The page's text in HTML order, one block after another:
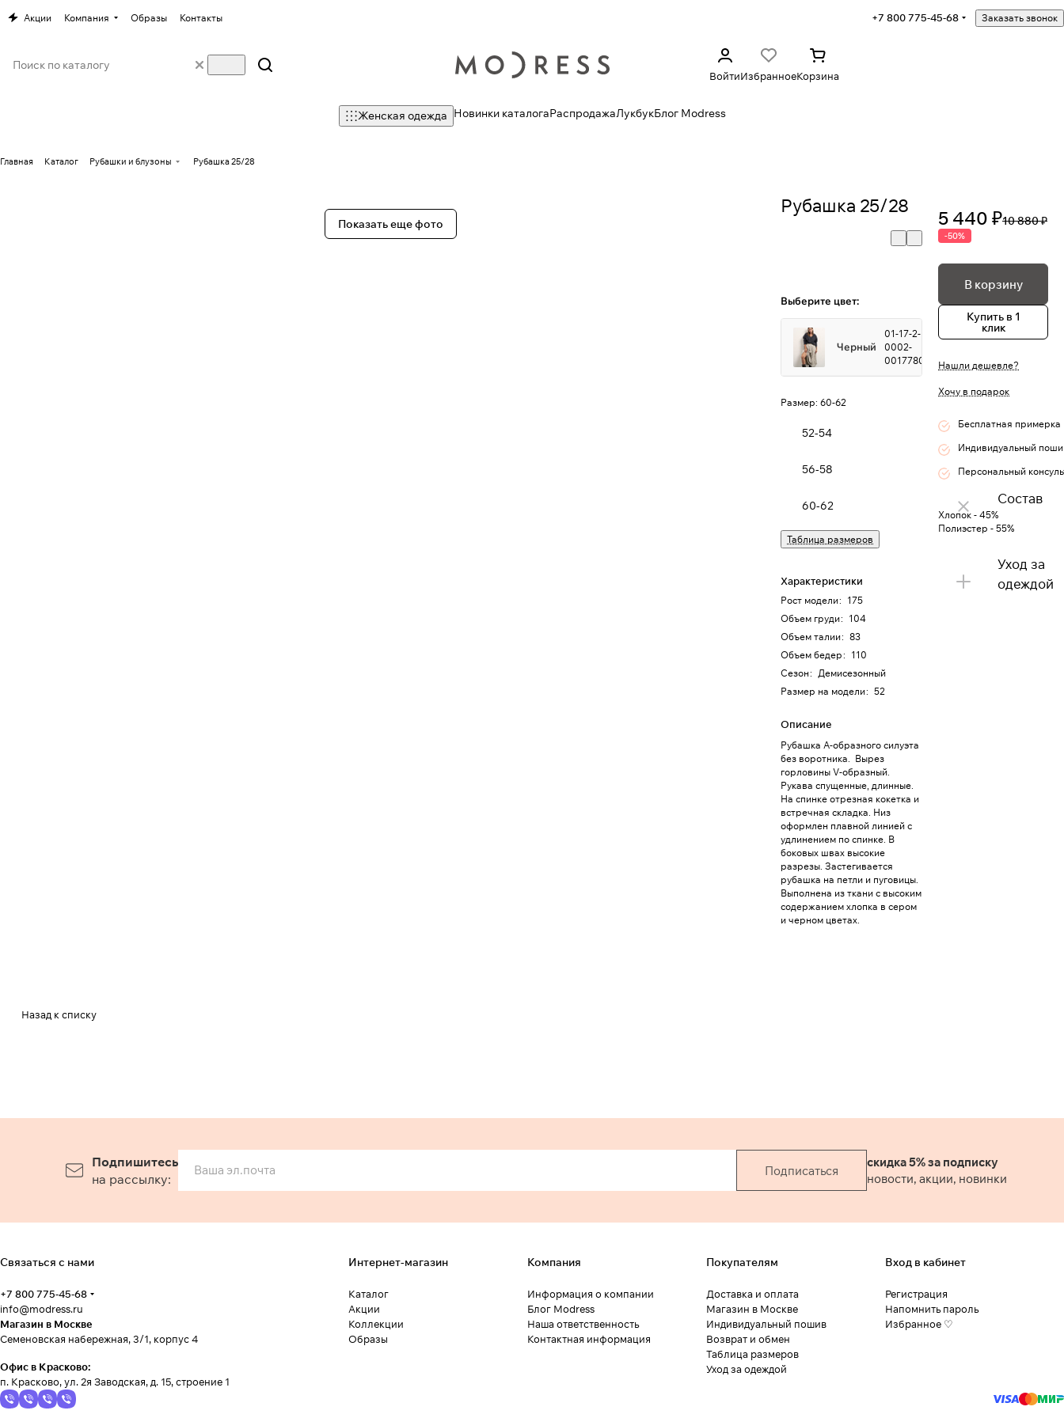
Акции Компания Образы Контакты +7 800 775-45-68 Заказать звонок
ВойтиИзбранноеКорзина
Женская одежда Новинки каталогаРаспродажаЛукбукБлог Modress
Главная Каталог Рубашки и блузоны Рубашка 25/28
Показать еще фото
Рубашка 25/28
Выберите цвет:
Черный
01-17-2-
0002-
0017780
Размер: 60-62
52-54
56-58
60-62
Таблица размеров
Характеристики
Рост модели: 175
Объем груди: 104
Объем талии: 83
Объем бедер: 110
Сезон: Демисезонный
Размер на модели: 52
Описание
Рубашка А-образного силуэта
без воротника. Вырез
горловины V-образный.
Рукава спущенные, длинные.
На спинке отрезная кокетка и
встречная складка. Низ
оформлен плавной линией с
удлинением по спинке. В
боковых швах высокие
разрезы. Застегивается
рубашка на петли и пуговицы.
Выполнена из ткани с высоким
содержанием хлопка в сером
и черном цветах.
5 440 ₽10 880 ₽
-50%
В корзину
Купить в 1
клик
Нашли дешевле?
Хочу в подарок
Бесплатная примерка
Индивидуальный
Персональный
Состав
Хлопок - 45%
Полиэстер - 55%
Уход за
одеждой
Назад к списку
Подпишитесь
на рассылку:
Подписаться
скидка 5% за подписку
новости, акции, новинки
Связаться с нами
+7 800 775-45-68
info@modress.ru
Магазин в Москве
Семеновская набережная, 3/1, корпус 4
Офис в Красково:
п. Красково, ул. 2я Заводская, д. 15, строение 1
Интернет-магазин
Каталог
Акции
Коллекции
Образы
Компания
Информация о компании
Блог Modress
Наша ответственность
Контактная информация
Покупателям
Доставка и оплата
Магазин в Москве
Индивидуальный пошив
Возврат и обмен
Таблица размеров
Уход за одеждой
Вход в кабинет
Регистрация
Напомнить пароль
Избранное ♡